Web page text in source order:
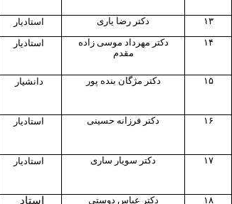
۱۳ دکتر رضا یاری استادیار
۱۴
دکتر مهرداد موسی زاده
مقدم
استادیار
۱۵ دکتر مژگان بنده پور دانشیار
۱۶ دکتر فرزانه حسینی استادیار
۱۷ دکتر سویار ساری استادیار
۱۸ دکتر عباس دوستی استاد